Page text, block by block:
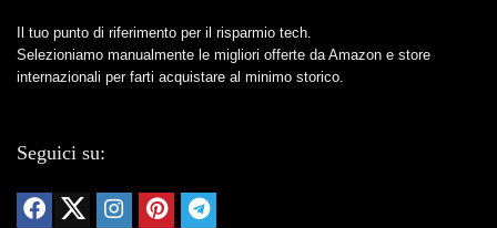
Il tuo punto di riferimento per il risparmio tech.
Selezioniamo manualmente le migliori offerte da Amazon e store
internazionali per farti acquistare al minimo storico.
Seguici su: